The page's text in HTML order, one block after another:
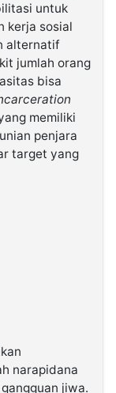
untuk
kerja sosial
alternatif
jumlah orang
bisa
memiliki
penjara
target yang
narapidana
jiwa.